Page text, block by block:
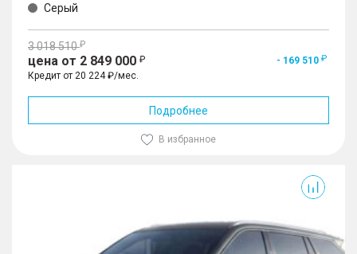
Серый
3 018 510
цена от 2 849 000
- 169 510
Кредит от 20 224 ₽/мес.
Подробнее
В избранное